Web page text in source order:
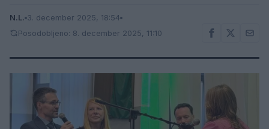
N.L. 3. december 2025, 18:54
Posodobljeno: 8. december 2025, 11:10